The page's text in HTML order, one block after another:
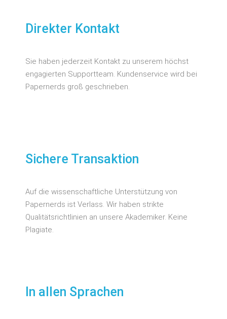
Direkter Kontakt
Sie haben jederzeit Kontakt zu unserem höchst
engagierten Supportteam. Kundenservice wird bei
Papernerds groß geschrieben.
Sichere Transaktion
Auf die wissenschaftliche Unterstützung von
Papernerds ist Verlass. Wir haben strikte
Qualitätsrichtlinien an unsere Akademiker. Keine
Plagiate.
In allen Sprachen